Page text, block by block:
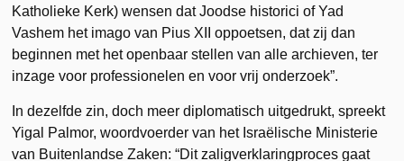
Katholieke Kerk) wensen dat Joodse historici of Yad
Vashem het imago van Pius XII oppoetsen, dat zij dan
beginnen met het openbaar stellen van alle archieven, ter
inzage voor professionelen en voor vrij onderzoek”.
In dezelfde zin, doch meer diplomatisch uitgedrukt, spreekt
Yigal Palmor, woordvoerder van het Israëlische Ministerie
van Buitenlandse Zaken: “Dit zaligverklaringproces gaat